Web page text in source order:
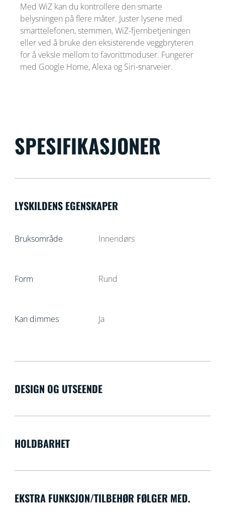
Med WiZ kan du kontrollere den smarte
belysningen på flere måter. Juster lysene med
smarttelefonen, stemmen, WiZ-fjernbetjeningen
eller ved å bruke den eksisterende veggbryteren
for å veksle mellom to favorittmoduser. Fungerer
med Google Home, Alexa og Siri-snarveier.
SPESIFIKASJONER
LYSKILDENS EGENSKAPER
Bruksområde Innendørs
Form Rund
Kan dimmes Ja
DESIGN OG UTSEENDE
HOLDBARHET
EKSTRA FUNKSJON/TILBEHØR FØLGER MED.